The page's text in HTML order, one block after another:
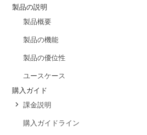
製品の説明
製品概要
製品の機能
製品の優位性
ユースケース
購入ガイド
課金説明
購入ガイドライン